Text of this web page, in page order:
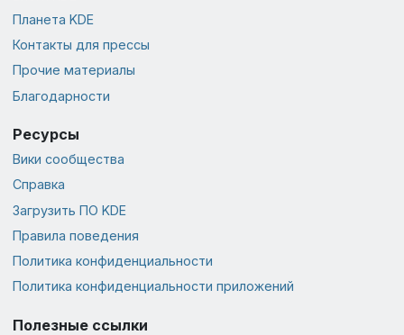
Планета KDE
Контакты для прессы
Прочие материалы
Благодарности
Ресурсы
Вики сообщества
Справка
Загрузить ПО KDE
Правила поведения
Политика конфиденциальности
Политика конфиденциальности приложений
Полезные ссылки